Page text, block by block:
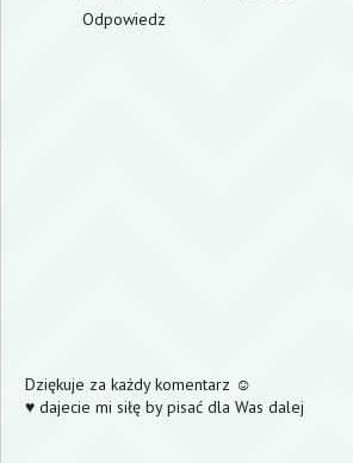
Odpowiedz
Dziękuje za każdy komentarz ☺
♥ dajecie mi siłę by pisać dla Was dalej